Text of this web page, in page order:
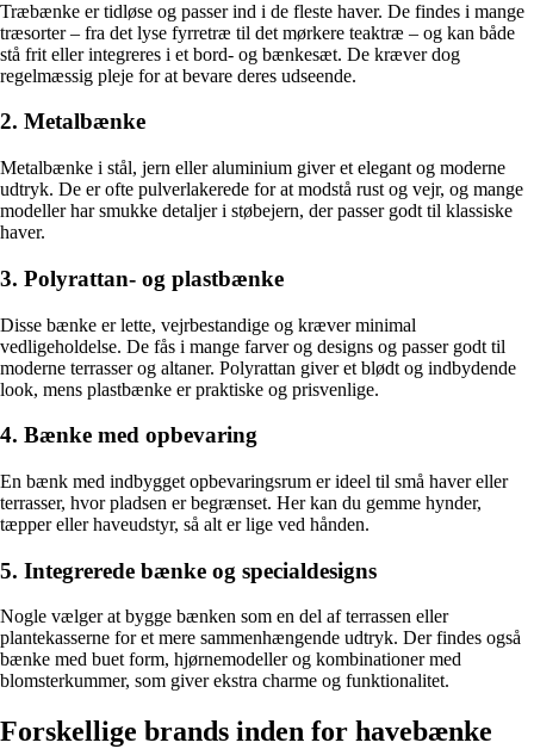
Træbænke er tidløse og passer ind i de fleste haver. De findes i mange
træsorter – fra det lyse fyrretræ til det mørkere teaktræ – og kan både
stå frit eller integreres i et bord- og bænkesæt. De kræver dog
regelmæssig pleje for at bevare deres udseende.
2. Metalbænke
Metalbænke i stål, jern eller aluminium giver et elegant og moderne
udtryk. De er ofte pulverlakerede for at modstå rust og vejr, og mange
modeller har smukke detaljer i støbejern, der passer godt til klassiske
haver.
3. Polyrattan- og plastbænke
Disse bænke er lette, vejrbestandige og kræver minimal
vedligeholdelse. De fås i mange farver og designs og passer godt til
moderne terrasser og altaner. Polyrattan giver et blødt og indbydende
look, mens plastbænke er praktiske og prisvenlige.
4. Bænke med opbevaring
En bænk med indbygget opbevaringsrum er ideel til små haver eller
terrasser, hvor pladsen er begrænset. Her kan du gemme hynder,
tæpper eller haveudstyr, så alt er lige ved hånden.
5. Integrerede bænke og specialdesigns
Nogle vælger at bygge bænken som en del af terrassen eller
plantekasserne for et mere sammenhængende udtryk. Der findes også
bænke med buet form, hjørnemodeller og kombinationer med
blomsterkummer, som giver ekstra charme og funktionalitet.
Forskellige brands inden for havebænke